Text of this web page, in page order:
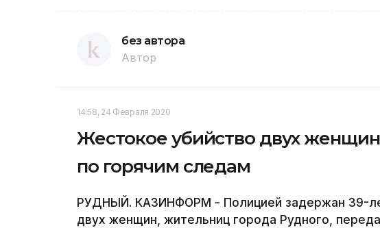
без автора
Автор
14:58, 24 Февраля 2020
Жестокое убийство двух
по горячим следам
РУДНЫЙ. КАЗИНФОРМ - Полицией задержан 39-
двух женщин, жительниц города Рудного,